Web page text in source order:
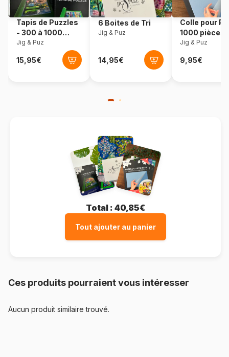
Dimensions 22 x 19 cm
Tapis de Puzzles
- 300 à 1000
pièces
Jig & Puz
6 Boites de Tri
Jig & Puz
Colle pour
1000 pièces
Jig & Puz
Total : 40,85€
Tout ajouter au panier
Ces produits pourraient vous intéresser
Aucun produit similaire trouvé.